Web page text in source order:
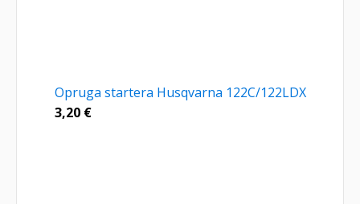
Opruga startera Husqvarna 122C/122LDX
3,20 €